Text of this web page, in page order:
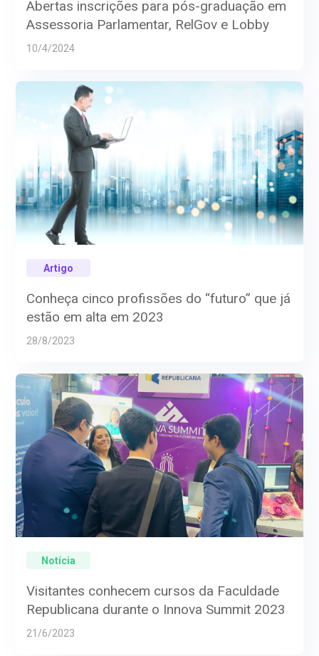
Abertas inscrições para pós-graduação em
Assessoria Parlamentar, RelGov e Lobby
10/4/2024
Artigo
Conheça cinco profissões do “futuro” que já
estão em alta em 2023
28/8/2023
Notícia
Visitantes conhecem cursos da Faculdade
Republicana durante o Innova Summit 2023
21/6/2023